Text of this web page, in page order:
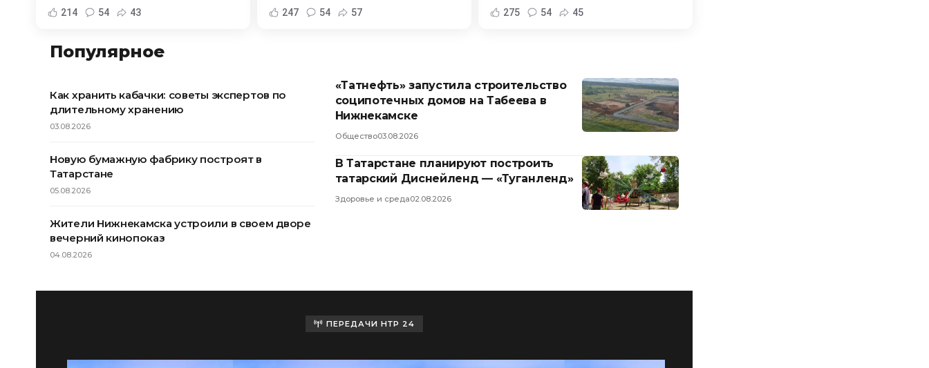
214 54 43 247 54 57 275 54 45
Популярное
Как хранить кабачки: советы экспертов по
длительному хранению
03.08.2026
Новую бумажную фабрику построят в
Татарстане
05.08.2026
Жители Нижнекамска устроили в своем дворе
вечерний кинопоказ
04.08.2026
«Татнефть» запустила строительство
соципотечных домов на Табеева в
Нижнекамске
Общество03.08.2026
В Татарстане планируют построить
татарский Диснейленд — «Туганленд»
Здоровье и среда02.08.2026
ПЕРЕДАЧИ НТР 24